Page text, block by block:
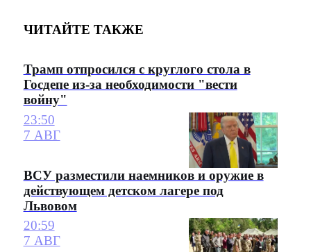
ЧИТАЙТЕ ТАКЖЕ
Трамп отпросился с круглого стола в
Госдепе из-за необходимости "вести
войну"
23:50
7 АВГ
ВСУ разместили наемников и оружие в
действующем детском лагере под
Львовом
20:59
7 АВГ